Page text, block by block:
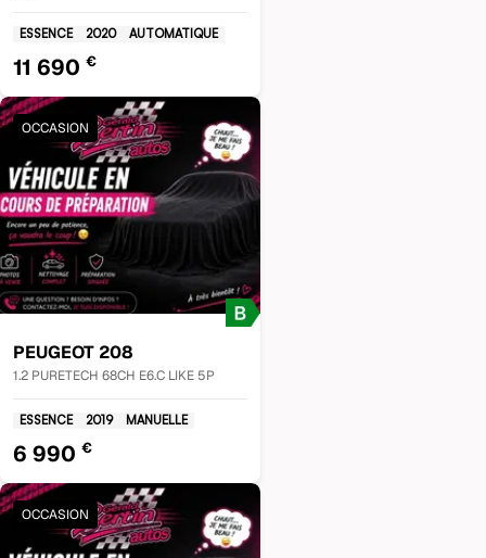
ESSENCE 2020 AUTOMATIQUE
11 690 €
OCCASION
PEUGEOT 208
1.2 PURETECH 68CH E6.C LIKE 5P
ESSENCE 2019 MANUELLE
6 990 €
OCCASION